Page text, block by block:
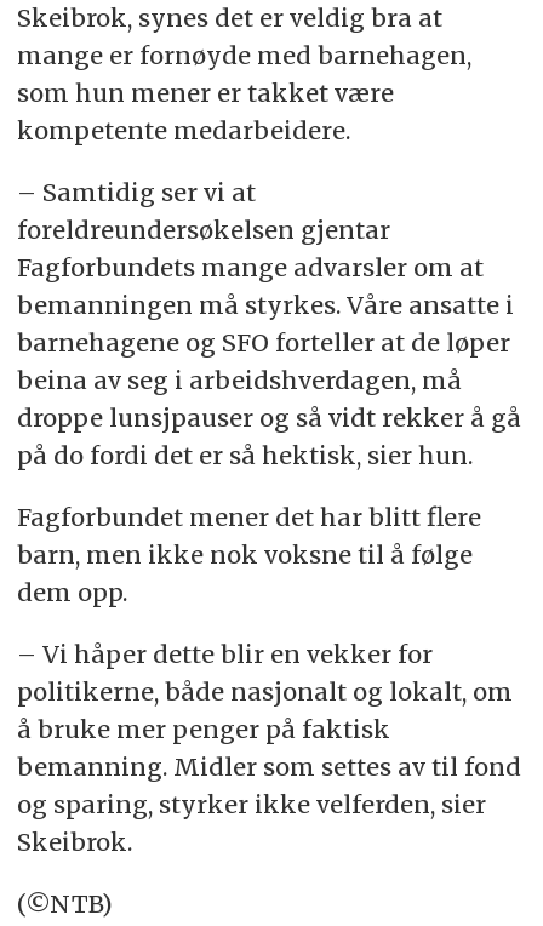
Skeibrok, synes det er veldig bra at
mange er fornøyde med barnehagen,
som hun mener er takket være
kompetente medarbeidere.
– Samtidig ser vi at
foreldreundersøkelsen gjentar
Fagforbundets mange advarsler om at
bemanningen må styrkes. Våre ansatte i
barnehagene og SFO forteller at de løper
beina av seg i arbeidshverdagen, må
droppe lunsjpauser og så vidt rekker å gå
på do fordi det er så hektisk, sier hun.
Fagforbundet mener det har blitt flere
barn, men ikke nok voksne til å følge
dem opp.
– Vi håper dette blir en vekker for
politikerne, både nasjonalt og lokalt, om
å bruke mer penger på faktisk
bemanning. Midler som settes av til fond
og sparing, styrker ikke velferden, sier
Skeibrok.
(©NTB)